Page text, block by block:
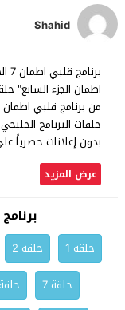
Shahid
بدون إعلانات حصرياً
عرض المزيد
حلقة 1 حلقة 2
حلقة 7
حلقة 8